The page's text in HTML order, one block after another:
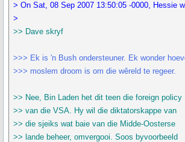
> On Sat, 08 Sep 2007 13:50:05 -0000, Hessie
>
>> Dave skryf
>>> Ek is 'n Bush ondersteuner. Ek wonder
>>> moslem droom is om die wêreld te regeer.
>> Nee, Bin Laden het dit teen die foreign policy
>> van die VSA. Hy wil die diktatorskappe van
>> die sjeiks wat baie van die Midde-Oosterse
>> lande beheer, omvergooi. Soos byvoorbeeld